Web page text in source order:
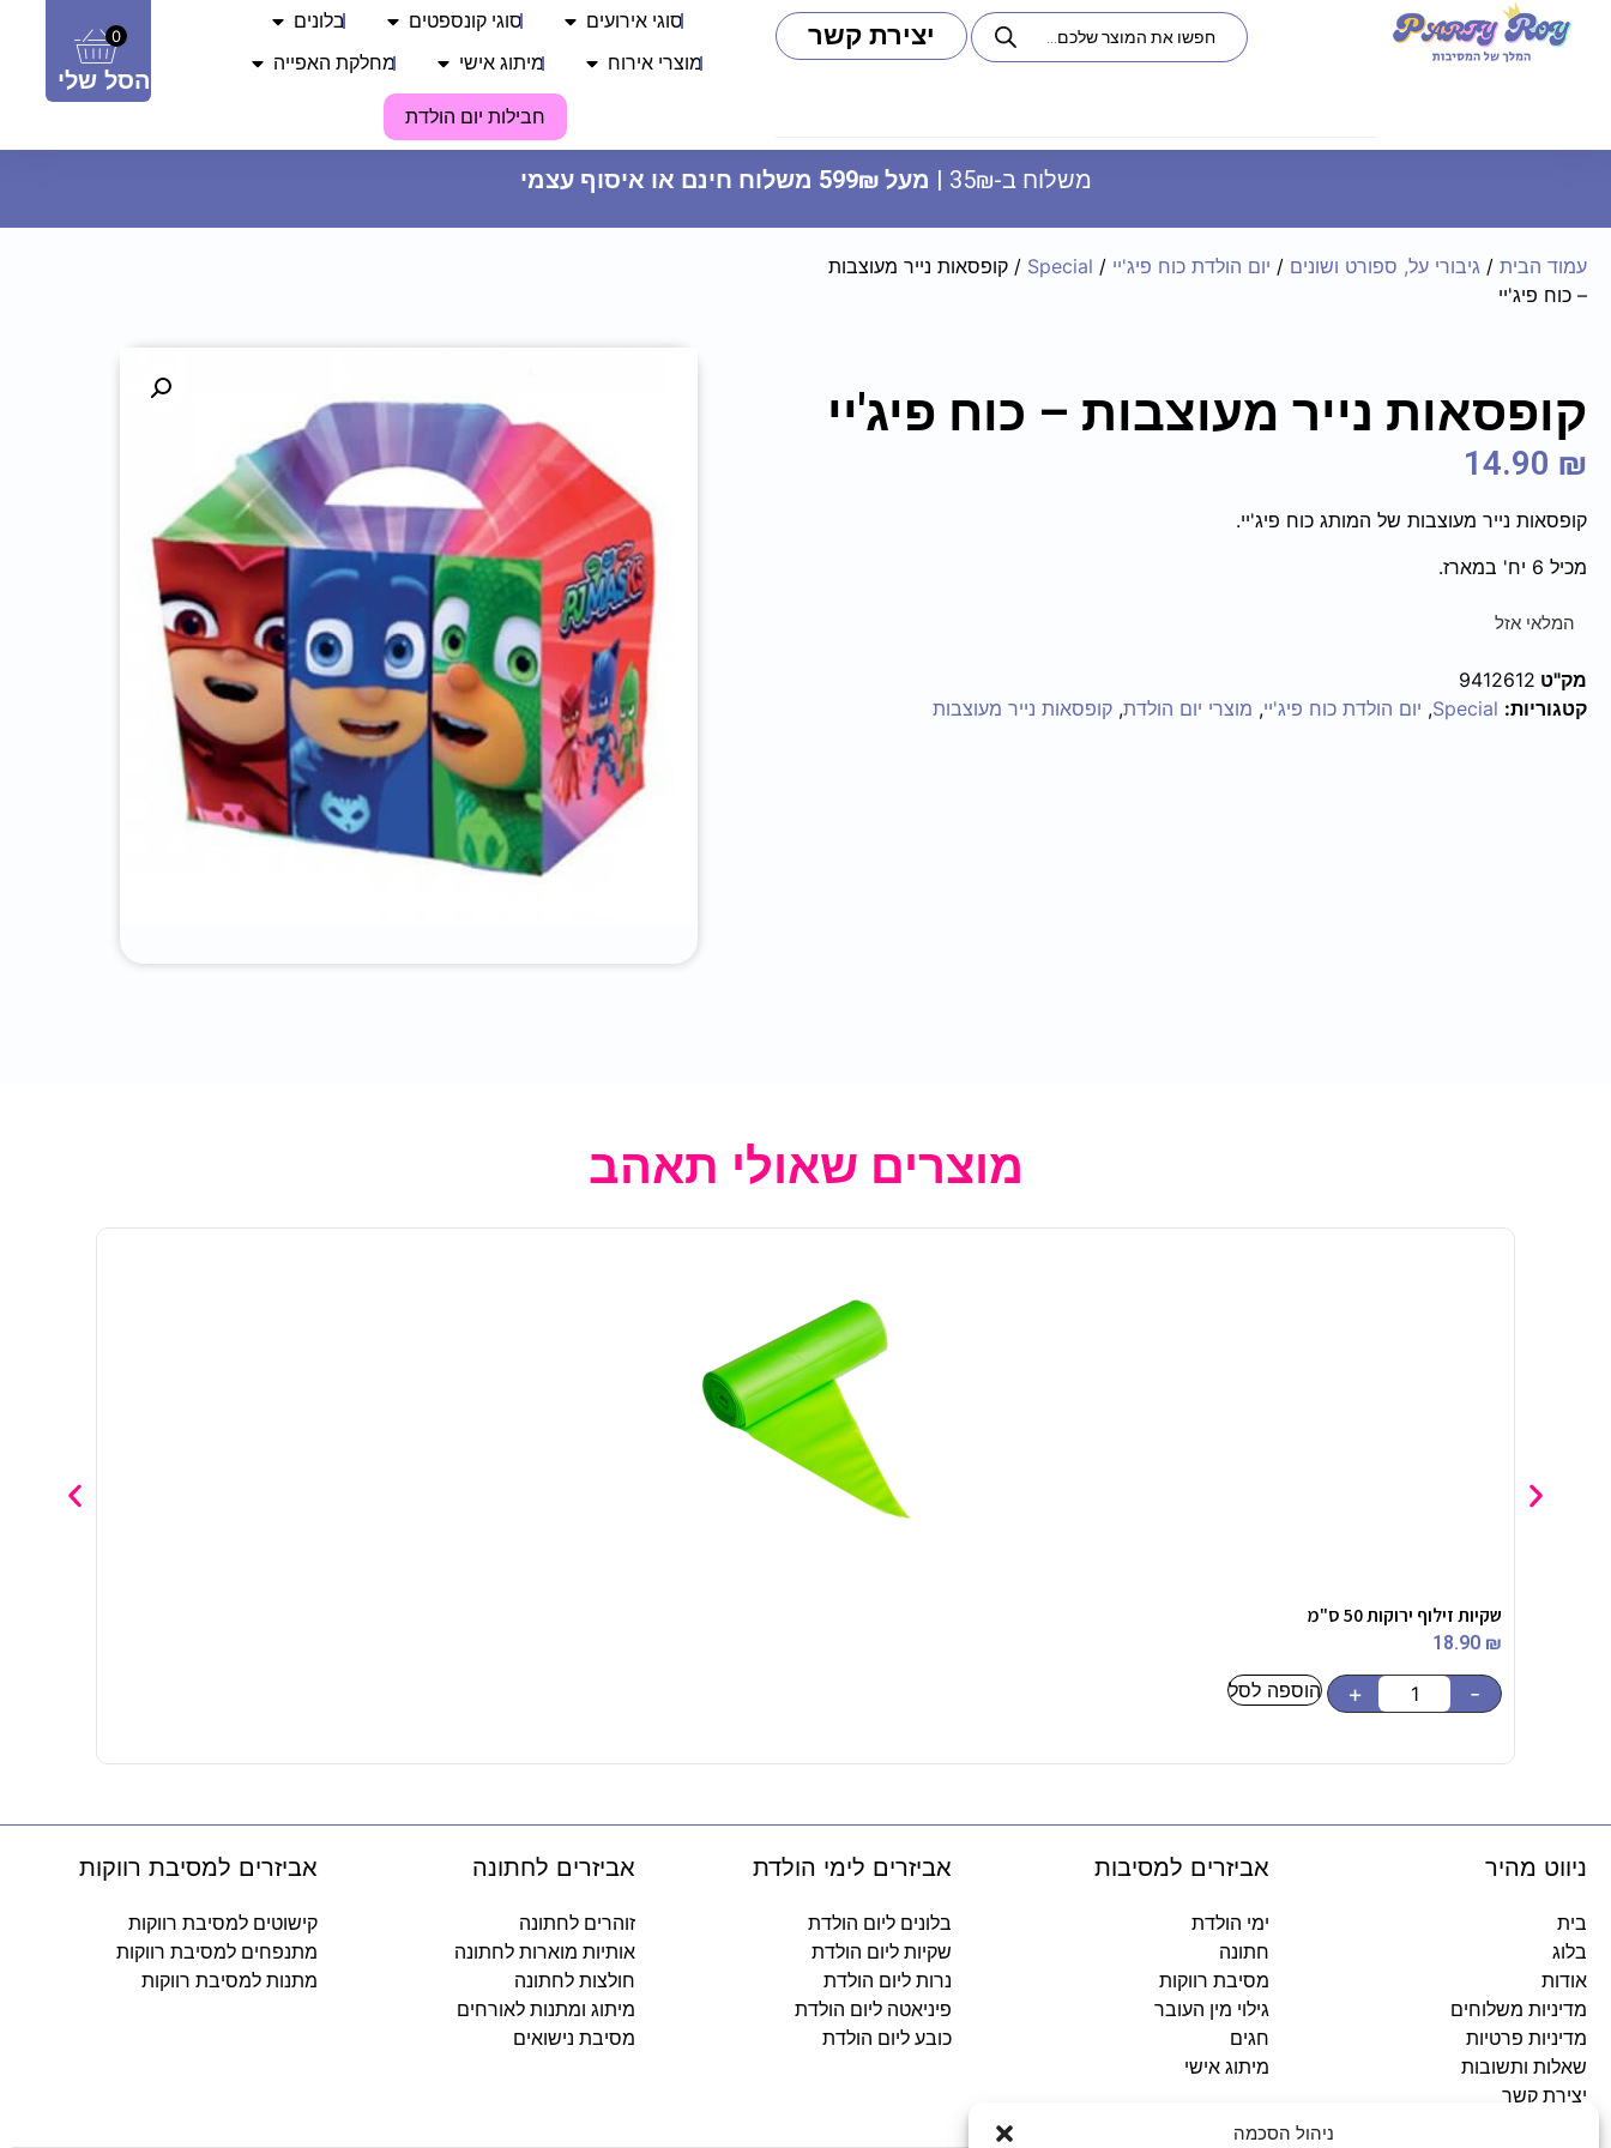
ניהול הסכמה
כפות הגשה וינטג' - לבן
4.90 ₪
+
ADD
0
הסל שלי
יצירת קשר סוגי אירועים סוגי קונספטים בלונים
מוצרי אירוח מיתוג אישי מחלקת האפייה
חבילות יום הולדת
משלוח ב-35₪ | מעל 599₪ משלוח חינם או איסוף עצמי
עמוד הבית / גיבורי על, ספורט ושונים / יום הולדת כוח פיג'יי /
Special / קופסאות נייר מעוצבות
– כוח פיג'יי
קופסאות נייר מעוצבות – כוח פיג'יי
14.90 ₪
קופסאות נייר מעוצבות של המותג כוח פיג'יי.
מכיל 6 יח' במארז.
המלאי אזל
מק"ט 9412612
קטגוריות: Special
, יום הולדת כוח פיג'יי, מוצרי יום הולדת, קופסאות נייר מעוצבות
מוצרים שאולי תאהב
שקיות זילוף ירוקות 50 ס"מ
18.90 ₪
-
+ הוספה לסל
ניווט מהיר
בית
בלוג
אודות
מדיניות משלוחים
מדיניות פרטיות
שאלות ותשובות
יצירת קשר
אביזרים למסיבות
ימי הולדת
חתונה
מסיבת רווקות
גילוי מין העובר
חגים
מיתוג אישי
אביזרים לימי הולדת
בלונים ליום הולדת
שקיות ליום הולדת
נרות ליום הולדת
פיניאטה ליום הולדת
כובע ליום הולדת
אביזרים לחתונה
זוהרים לחתונה
אותיות מוארות לחתונה
חולצות לחתונה
מיתוג ומתנות לאורחים
מסיבת נישואים
אביזרים למסיבת רווקות
קישוטים למסיבת רווקות
מתנפחים למסיבת רווקות
מתנות למסיבת רווקות